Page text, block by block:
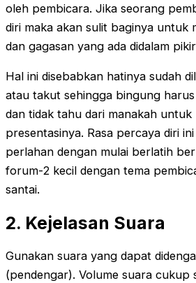
oleh pembicara. Jika seorang
diri maka akan sulit baginya untuk
dan gagasan yang ada didalam
Hal ini disebabkan hatinya sudah
atau takut sehingga bingung
dan tidak tahu dari manakah untuk
presentasinya. Rasa percaya diri
perlahan dengan mulai berlatih
forum-2 kecil dengan tema
santai.
2. Kejelasan Suara
Gunakan suara yang dapat
(pendengar). Volume suara cukup